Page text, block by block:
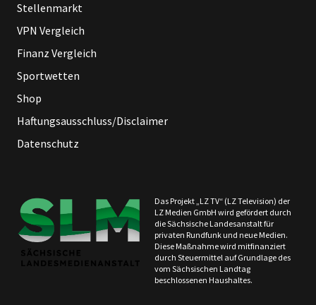
Stellenmarkt
VPN Vergleich
Finanz Vergleich
Sportwetten
Shop
Haftungsausschluss/Disclaimer
Datenschutz
Das Projekt „LZ TV“ (LZ Television) der
LZ Medien GmbH wird gefördert durch
die Sächsische Landesanstalt für
privaten Rundfunk und neue Medien.
Diese Maßnahme wird mitfinanziert
durch Steuermittel auf Grundlage des
vom Sächsischen Landtag
beschlossenen Haushaltes.